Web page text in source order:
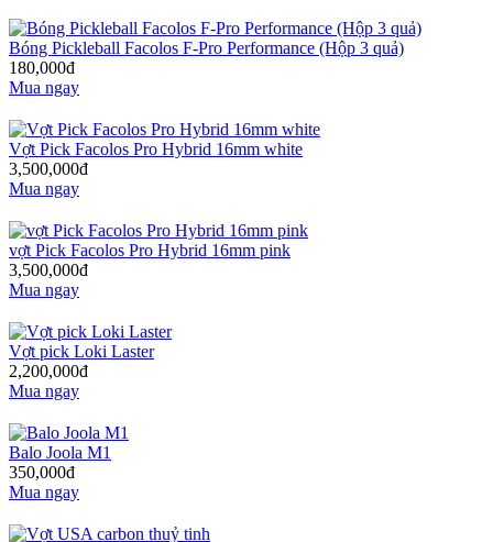
Bóng Pickleball Facolos F-Pro Performance (Hộp 3 quả)
180,000đ
Mua ngay
Vợt Pick Facolos Pro Hybrid 16mm white
3,500,000đ
Mua ngay
vợt Pick Facolos Pro Hybrid 16mm pink
3,500,000đ
Mua ngay
Vợt pick Loki Laster
2,200,000đ
Mua ngay
Balo Joola M1
350,000đ
Mua ngay